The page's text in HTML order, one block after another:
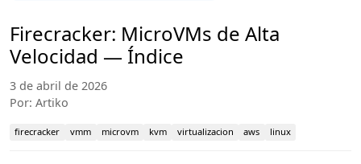
Firecracker: MicroVMs de Alta
Velocidad — Índice
3 de abril de 2026
Por: Artiko
firecracker vmm microvm kvm virtualizacion aws linux